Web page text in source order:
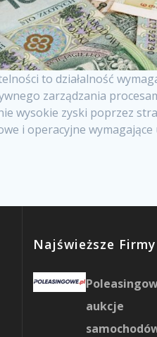
to działalność
zarządzania
wysokie zyski poprzez
i operacyjne
Najświeższe Firmy
aukcje